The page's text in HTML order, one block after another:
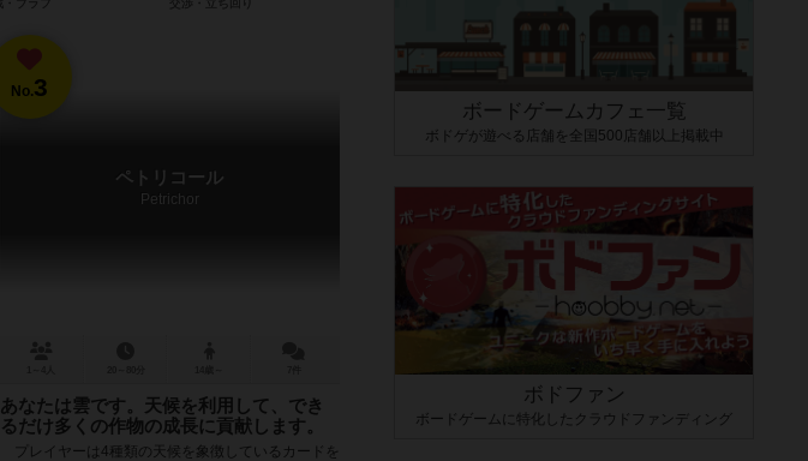
No.3
ペトリコール
Petrichor
あなたは雲です。天候を利用して、でき
るだけ多くの作物の成長に貢献します。
プレイヤーは4種類の天候を象徴しているカードを
ボードゲームカフェ一覧
ボドゲが遊べる店舗を全国500店舗以上掲載中
ボドファン
ボードゲームに特化したクラウドファンディング